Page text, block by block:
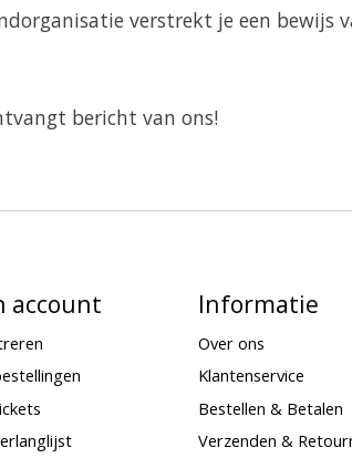
verstrekt je een bewijs
bericht van ons!
account Informatie
Over ons
Klantenservice
Bestellen & Betalen
Verzenden &